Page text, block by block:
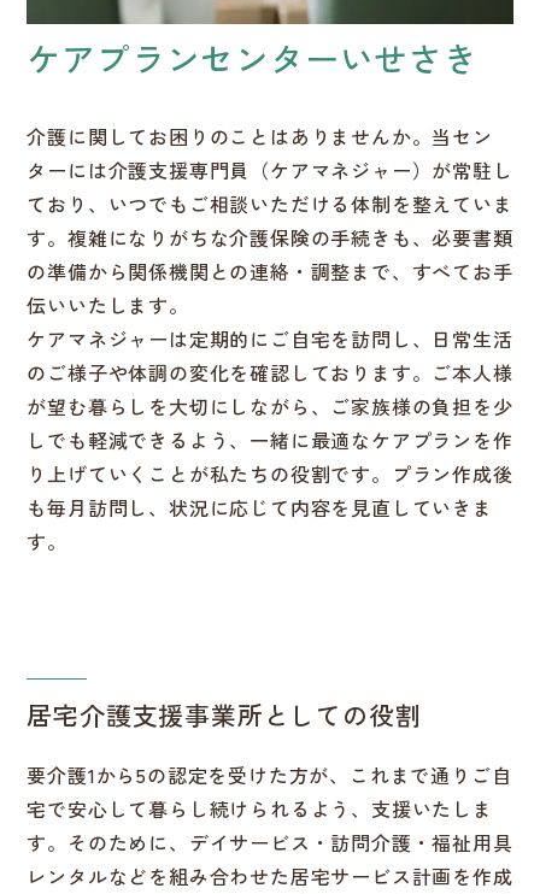
ケアプランセンターいせさき
介護に関してお困りのことはありませんか。当セン
ターには介護支援専門員（ケアマネジャー）が常駐し
ており、いつでもご相談いただける体制を整えていま
す。複雑になりがちな介護保険の手続きも、必要書類
の準備から関係機関との連絡・調整まで、すべてお手
伝いいたします。
ケアマネジャーは定期的にご自宅を訪問し、日常生活
のご様子や体調の変化を確認しております。ご本人様
が望む暮らしを大切にしながら、ご家族様の負担を少
しでも軽減できるよう、一緒に最適なケアプランを作
り上げていくことが私たちの役割です。プラン作成後
も毎月訪問し、状況に応じて内容を見直していきま
す。
居宅介護支援事業所としての役割
要介護1から5の認定を受けた方が、これまで通りご自
宅で安心して暮らし続けられるよう、支援いたしま
す。そのために、デイサービス・訪問介護・福祉用具
レンタルなどを組み合わせた居宅サービス計画を作成